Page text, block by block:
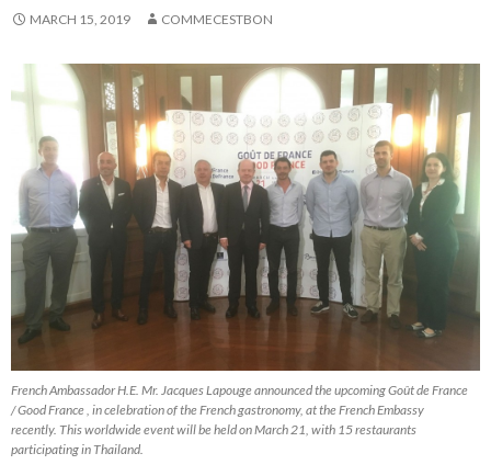
MARCH 15, 2019 COMMECESTBON
French Ambassador H.E. Mr. Jacques Lapouge announced the upcoming Goût de France
/ Good France , in celebration of the French gastronomy, at the French Embassy
recently. This worldwide event will be held on March 21, with 15 restaurants
participating in Thailand.